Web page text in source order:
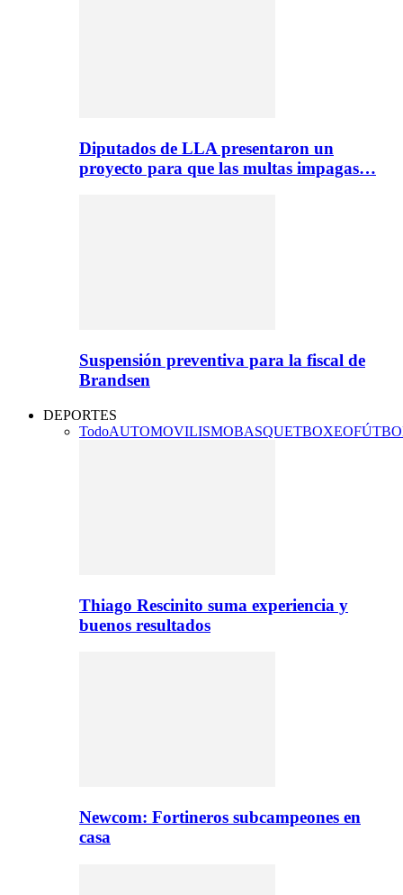
Diputados de LLA presentaron un
proyecto para que las multas impagas…
Suspensión preventiva para la fiscal de
Brandsen
DEPORTES
TodoAUTOMOVILISMOBASQUETBOXEO
Thiago Rescinito suma experiencia y
buenos resultados
Newcom: Fortineros subcampeones en
casa